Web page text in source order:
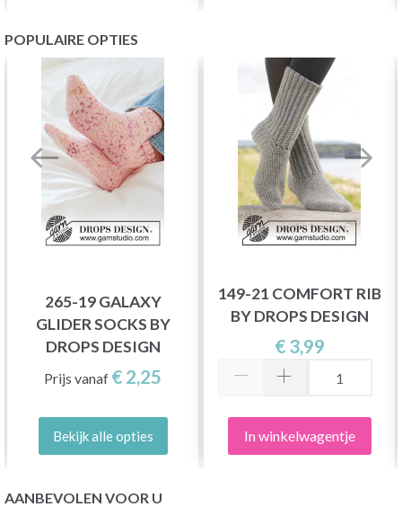
POPULAIRE OPTIES
265-19 GALAXY
GLIDER SOCKS BY
DROPS DESIGN
Prijs vanaf € 2,25
Bekijk alle opties
149-21 COMFORT RIB
BY DROPS DESIGN
€ 3,99
In winkelwagentje
AANBEVOLEN VOOR U